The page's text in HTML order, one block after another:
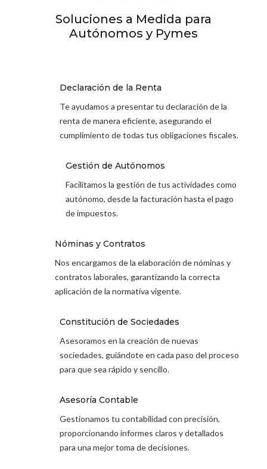
Soluciones a Medida para
Autónomos y Pymes
Declaración de la Renta
Te ayudamos a presentar tu declaración de la
renta de manera eficiente, asegurando el
cumplimiento de todas tus obligaciones fiscales.
Gestión de Autónomos
Facilitamos la gestión de tus actividades como
autónomo, desde la facturación hasta el pago
de impuestos.
Nóminas y Contratos
Nos encargamos de la elaboración de nóminas y
contratos laborales, garantizando la correcta
aplicación de la normativa vigente.
Constitución de Sociedades
Asesoramos en la creación de nuevas
sociedades, guiándote en cada paso del proceso
para que sea rápido y sencillo.
Asesoría Contable
Gestionamos tu contabilidad con precisión,
proporcionando informes claros y detallados
para una mejor toma de decisiones.